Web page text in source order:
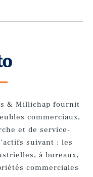
& Millichap fournit
commerciaux,
et de service-
suivant : les
à bureaux,
commerciales